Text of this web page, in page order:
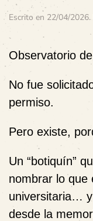
Escrito en 22/04/2026
Observatorio
No fue
permiso.
Pero existe,
Un “botiquín”
nombrar lo que
universitaria…
desde la